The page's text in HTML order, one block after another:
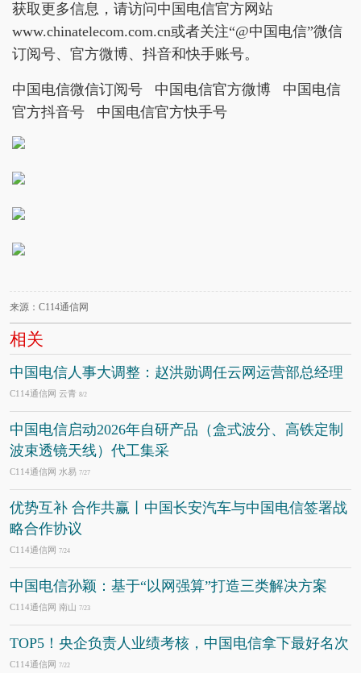
获取更多信息，请访问中国电信官方网站
www.chinatelecom.com.cn或者关注“@中国电信”微信
订阅号、官方微博、抖音和快手账号。
中国电信微信订阅号 中国电信官方微博 中国电信
官方抖音号 中国电信官方快手号
来源：C114通信网
相关
中国电信人事大调整：赵洪勋调任云网运营部总经理
C114通信网 云青 8/2
中国电信启动2026年自研产品（盒式波分、高铁定制
波束透镜天线）代工集采
C114通信网 水易 7/27
优势互补 合作共赢丨中国长安汽车与中国电信签署战
略合作协议
C114通信网 7/24
中国电信孙颖：基于“以网强算”打造三类解决方案
C114通信网 南山 7/23
TOP5！央企负责人业绩考核，中国电信拿下最好名次
C114通信网 7/22